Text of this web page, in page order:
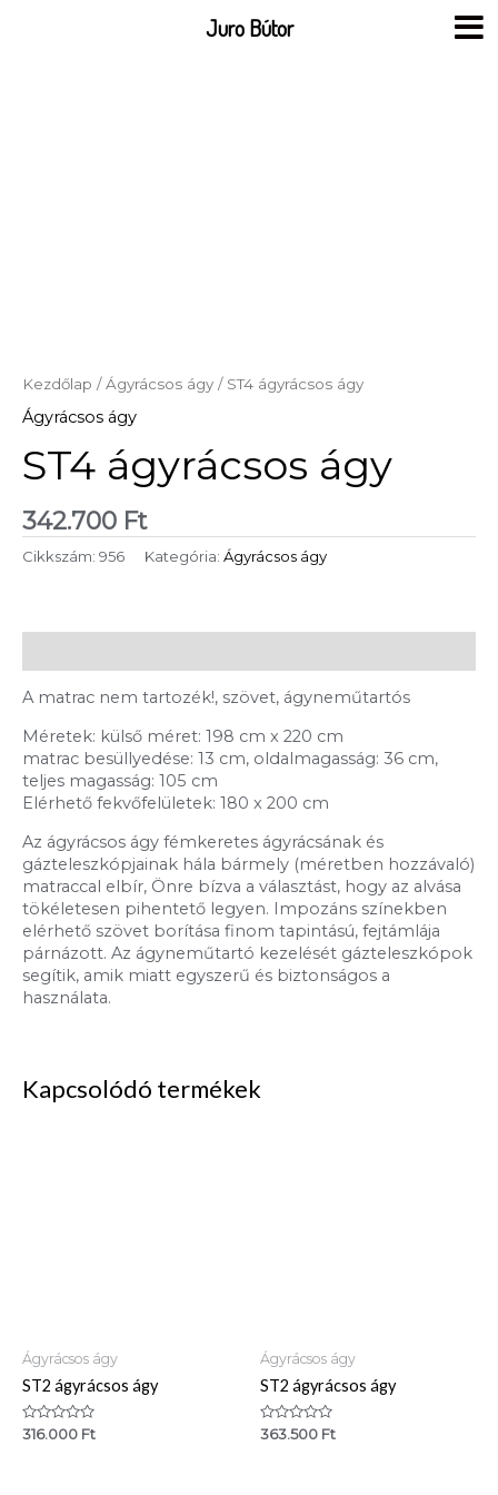
Kezdőlap /Ágyrácsos ágy / ST4 ágyrácsos ágy
Ágyrácsos ágy
ST4 ágyrácsos ágy
342.700 Ft
Cikkszám: 956 Kategória: Ágyrácsos ágy
A matrac nem tartozék!, szövet, ágyneműtartós
Méretek: külső méret: 198 cm x 220 cm
matrac besüllyedése: 13 cm, oldalmagasság: 36 cm,
teljes magasság: 105 cm
Elérhető fekvőfelületek: 180 x 200 cm
Az ágyrácsos ágy fémkeretes ágyrácsának és
gázteleszkópjainak hála bármely (méretben hozzávaló)
matraccal elbír, Önre bízva a választást, hogy az alvása
tökéletesen pihentető legyen. Impozáns színekben
elérhető szövet borítása finom tapintású, fejtámlája
párnázott. Az ágyneműtartó kezelését gázteleszkópok
segítik, amik miatt egyszerű és biztonságos a
használata.
Kapcsolódó termékek
Ágyrácsos ágy
ST2 ágyrácsos ágy
Értékelés:
316.000 Ft
Ágyrácsos ágy
ST2 ágyrácsos ágy
Értékelés:
363.500 Ft
Juro Bútor